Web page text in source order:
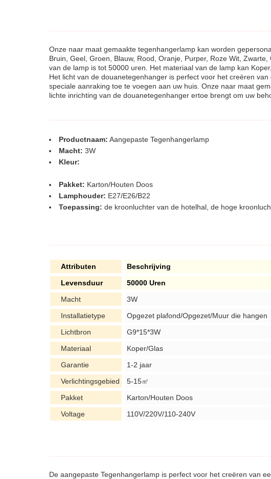
Onze naar maat gemaakte tegenhangerlamp kan worden
Bruin, Geel, Groen, Blauw, Rood, Oranje, Purper, Roze Wit,
van de lamp is tot 50000 uren. Het materiaal van de lamp kan
Het licht van de douanetegenhanger is perfect voor het creëren
speciale aanraking toe te voegen aan uw huis. Onze naar maat
lichte inrichting van de douanetegenhanger ertoe brengt om uw
Productnaam: Aangepaste Tegenhangerlamp
Macht: 3W
Kleur:
Pakket: Karton/Houten Doos
Lamphouder: E27/E26/B22
Toepassing: de kroonluchter van de hotelhal, de hoge
Attributen
Beschrijving
Levensduur
50000 Uren
Macht
3W
Installatietype
Opgezet plafond/Opgezet/Muur die hangen
Lichtbron
G9*15*3W
Materiaal
Koper/Glas
Garantie
1-2 jaar
Verlichtingsgebied
5-15㎡
Pakket
Karton/Houten Doos
Voltage
110V/220V/110-240V
De aangepaste Tegenhangerlamp is perfect voor het creëren van